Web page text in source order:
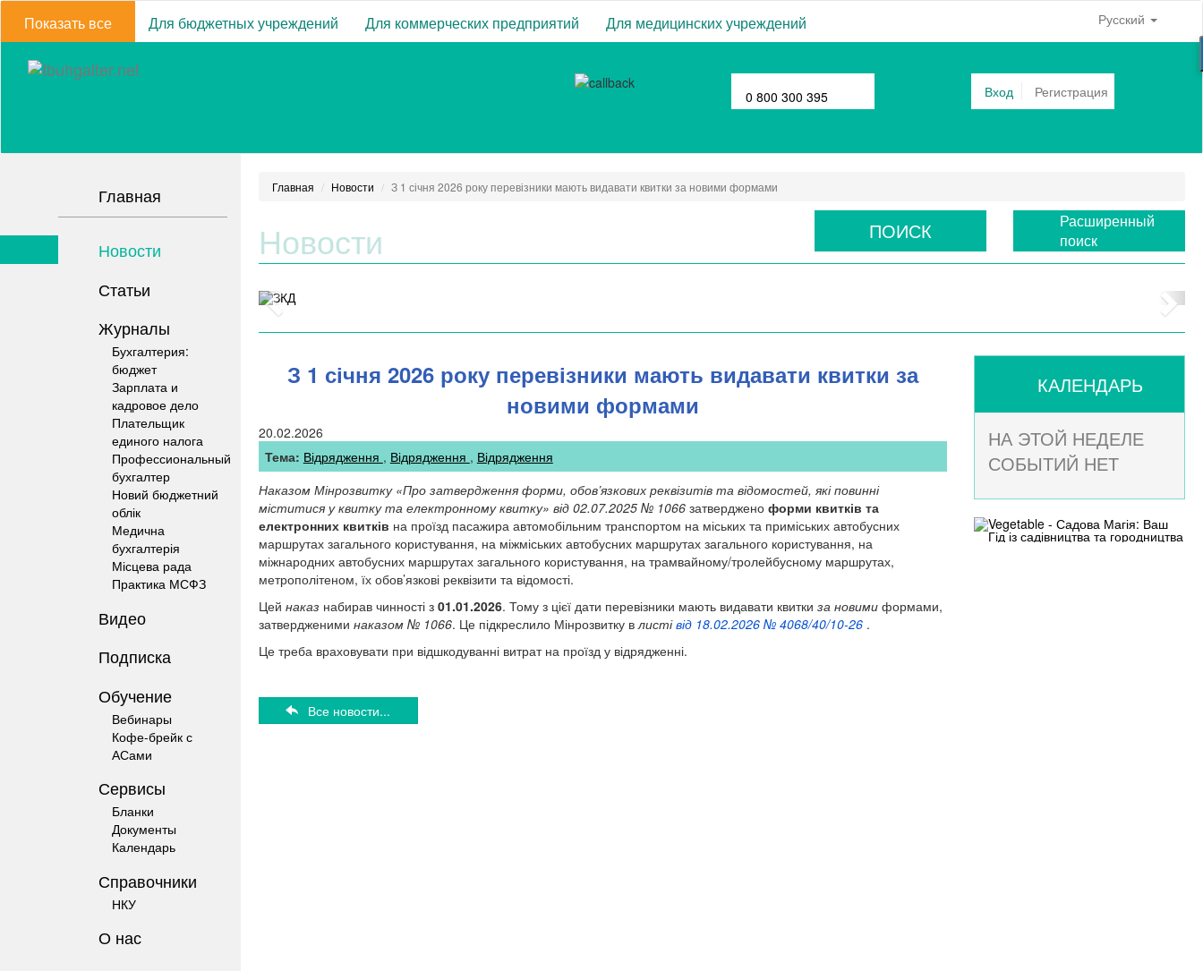
Показать все Для бюджетных учреждений Для коммерческих предприятий Для медицинских учреждений Русский
0 800 300 395 Вход Регистрация
Главная
Новости
Статьи
Журналы
Бухгалтерия:
бюджет
Зарплата и
кадровое дело
Плательщик
единого налога
Профессиональный
бухгалтер
Новий бюджетний
облік
Медична
бухгалтерія
Місцева рада
Практика МСФЗ
Видео
Подписка
Обучение
Вебинары
Кофе-брейк с
АСами
Сервисы
Бланки
Документы
Календарь
Справочники
НКУ
О нас
Главная Новости З 1 січня 2026 року перевізники мають видавати квитки за новими формами
Новости ПОИСК
Расширенный
поиск
З 1 січня 2026 року перевізники мають видавати квитки за
новими формами
20.02.2026
Тема: Відрядження Відрядження
Відрядження
Наказом Мінрозвитку «Про затвердження форми, обов’язкових реквізитів та відомостей, які повинні
міститися у квитку та електронному квитку» від 02.07.2025 № 1066затверджено форми квитків та
електронних квитків на проїзд пасажира автомобільним транспортом на міських та приміських автобусних
маршрутах загального користування, на міжміських автобусних маршрутах загального користування, на
міжнародних автобусних маршрутах загального користування, на трамвайному/тролейбусному маршрутах,
метрополітеном, їх обов’язкові реквізити та відомості.
Цей наказ набирав чинності з 01.01.2026. Тому з цієї дати перевізники мають видавати квитки за новимиформами,
затвердженими наказом № 1066. Це підкреслило Мінрозвитку влистівід 18.02.2026 № 4068/40/10-26 .
Це треба враховувати при відшкодуванні витрат на проїзд у відрядженні.
Все новости...
КАЛЕНДАРЬ
НА ЭТОЙ НЕДЕЛЕ
СОБЫТИЙ НЕТ